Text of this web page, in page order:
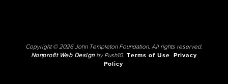
Copyright © 2026 John Templeton Foundation. All rights reserved.
Nonprofit Web Designby Push10. Terms of Use
Privacy
Policy